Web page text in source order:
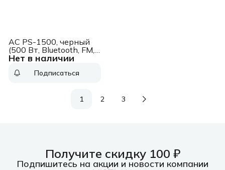
Нет в наличии
АС PS-1500, черный
(500 Вт, Bluetooth, FM,
USB, LED-дисплей,
Подписаться
1 2 3
Получите скидку 100 ₽
Подпишитесь на акции и новости компании